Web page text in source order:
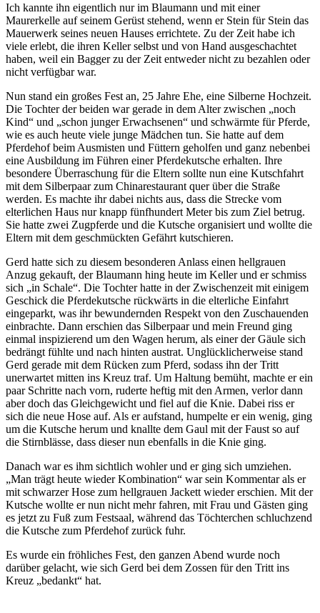
Ich kannte ihn eigentlich nur im Blaumann und mit einer
Maurerkelle auf seinem Gerüst stehend, wenn er Stein für Stein das
Mauerwerk seines neuen Hauses errichtete. Zu der Zeit habe ich
viele erlebt, die ihren Keller selbst und von Hand ausgeschachtet
haben, weil ein Bagger zu der Zeit entweder nicht zu bezahlen oder
nicht verfügbar war.
Nun stand ein großes Fest an, 25 Jahre Ehe, eine Silberne Hochzeit.
Die Tochter der beiden war gerade in dem Alter zwischen
noch
Kind
und schon junger Erwachsenen
und schwärmte für Pferde,
wie es auch heute viele junge Mädchen tun. Sie hatte auf dem
Pferdehof beim Ausmisten und Füttern geholfen und ganz nebenbei
eine Ausbildung im Führen einer Pferdekutsche erhalten. Ihre
besondere Überraschung für die Eltern sollte nun eine Kutschfahrt
mit dem Silberpaar zum Chinarestaurant quer über die Straße
werden. Es machte ihr dabei nichts aus, dass die Strecke vom
elterlichen Haus nur knapp fünfhundert Meter bis zum Ziel betrug.
Sie hatte zwei Zugpferde und die Kutsche organisiert und wollte die
Eltern mit dem geschmückten Gefährt kutschieren.
Gerd hatte sich zu diesem besonderen Anlass einen hellgrauen
Anzug gekauft, der Blaumann hing heute im Keller und er schmiss
sich
in Schale . Die Tochter hatte in der Zwischenzeit mit einigem
Geschick die Pferdekutsche rückwärts in die elterliche Einfahrt
eingeparkt, was ihr bewundernden Respekt von den Zuschauenden
einbrachte. Dann erschien das Silberpaar und mein Freund ging
einmal inspizierend um den Wagen herum, als einer der Gäule sich
bedrängt fühlte und nach hinten austrat. Unglücklicherweise stand
Gerd gerade mit dem Rücken zum Pferd, sodass ihn der Tritt
unerwartet mitten ins Kreuz traf. Um Haltung bemüht, machte er ein
paar Schritte nach vorn, ruderte heftig mit den Armen, verlor dann
aber doch das Gleichgewicht und fiel auf die Knie. Dabei riss er
sich die neue Hose auf. Als er aufstand, humpelte er ein wenig, ging
um die Kutsche herum und knallte dem Gaul mit der Faust so auf
die Stirnblässe, dass dieser nun ebenfalls in die Knie ging.
Danach war es ihm sichtlich wohler und er ging sich umziehen.
Man trägt heute wieder Kombination
war sein Kommentar als er
mit schwarzer Hose zum hellgrauen Jackett wieder erschien. Mit der
Kutsche wollte er nun nicht mehr fahren, mit Frau und Gästen ging
es jetzt zu Fuß zum Festsaal, während das Töchterchen schluchzend
die Kutsche zum Pferdehof zurück fuhr.
Es wurde ein fröhliches Fest, den ganzen Abend wurde noch
darüber gelacht, wie sich Gerd bei dem Zossen für den Tritt ins
Kreuz
bedankt hat.